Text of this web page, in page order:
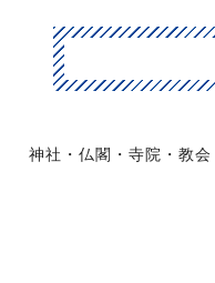
神社・仏閣・寺院・教会